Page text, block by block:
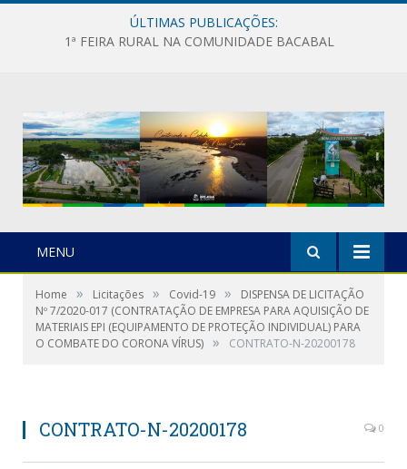
ÚLTIMAS PUBLICAÇÕES:
1ª FEIRA RURAL NA COMUNIDADE BACABAL
MENU
Home » Licitações » Covid-19 »
DISPENSA DE LICITAÇÃO
Nº 7/2020-017 (CONTRATAÇÃO DE EMPRESA PARA AQUISIÇÃO DE
MATERIAIS EPI (EQUIPAMENTO DE PROTEÇÃO INDIVIDUAL) PARA
O COMBATE DO CORONA VÍRUS) » CONTRATO-N-20200178
CONTRATO-N-20200178 0